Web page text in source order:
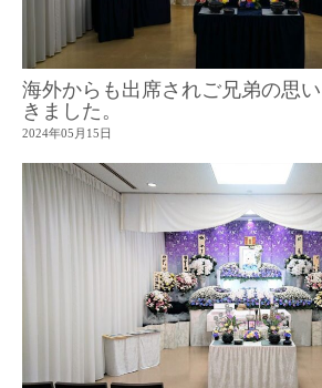
海外からも出席されご兄弟の思
きました。
2024年05月15日